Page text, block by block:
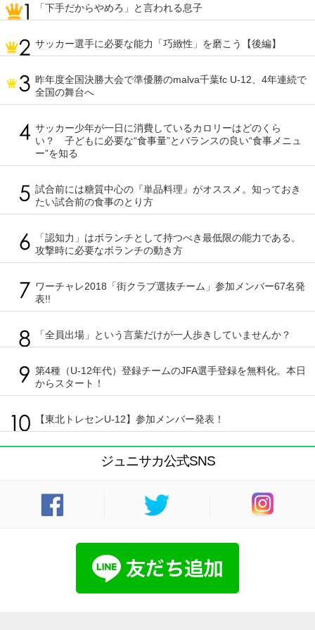
「下手だからやめろ」と言われる息子
サッカー選手に必要な能力「巧緻性」を磨こう【後編】
昨年度全国決勝大会で準優勝のmalva千葉fc U-12、4年連続で
全国の舞台へ
サッカー少年が一日に消費しているカロリーはどのくら
い？ 子どもに必要な“食事量”とバランスの良い“食事メニュ
ー”を知る
試合前には糖質中心の『単品料理』がオススメ。知っておき
たい試合前の食事のとり方
「認知力」はボランチとして持つべき最低限の能力である。
攻撃時に必要なボランチの動き方
ワーチャレ2018「街クラブ選抜チーム」参加メンバー67名発
表!!
「全員出場」という言葉だけが一人歩きしていませんか？
第4種（U-12年代）登録チームのJFA選手登録を無料化。本日
からスタート！
【東北トレセンU-12】参加メンバー発表！
ジュニサカ公式SNS